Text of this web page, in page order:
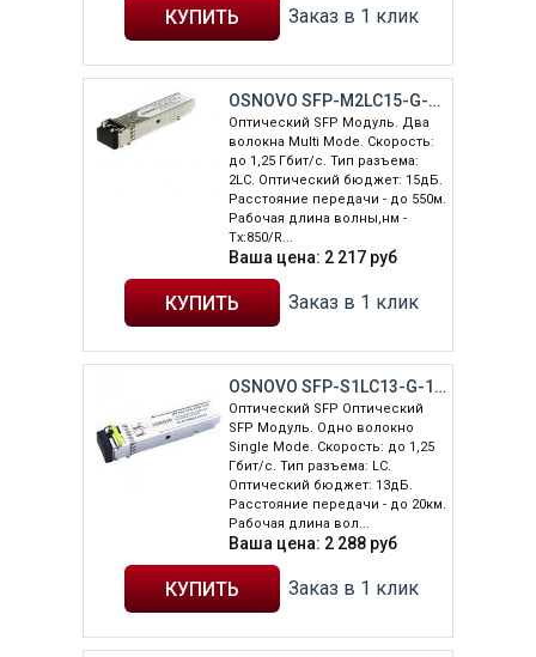
Заказ в 1 клик
OSNOVO SFP-M2LC15-G-850-850
Оптический SFP Модуль. Два
волокна Multi Mode. Скорость:
до 1,25 Гбит/c. Тип разъема:
2LC. Оптический бюджет: 15дБ.
Расстояние передачи - до 550м.
Рабочая длина волны,нм -
Tx:850/R...
Ваша цена: 2 217 руб
Заказ в 1 клик
OSNOVO SFP-S1LC13-G-1550-1310
Оптический SFP Оптический
SFP Модуль. Одно волокно
Single Mode. Скорость: до 1,25
Гбит/c. Тип разъема: LC.
Оптический бюджет: 13дБ.
Расстояние передачи - до 20км.
Рабочая длина вол...
Ваша цена: 2 288 руб
Заказ в 1 клик